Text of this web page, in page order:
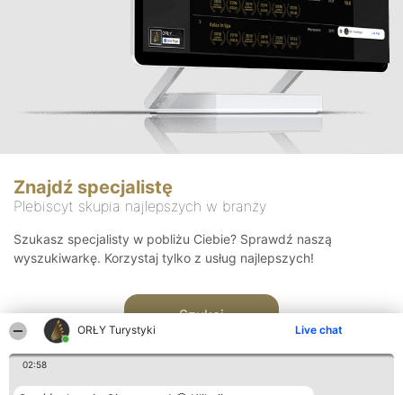
ORŁY Turystyki Live chat
02:58
Znajdź specjalistę
Plebiscyt skupia najlepszych w branży
Szukasz specjalisty w pobliżu Ciebie? Sprawdź naszą
wyszukiwarkę. Korzystaj tylko z usług najlepszych!
Szukaj